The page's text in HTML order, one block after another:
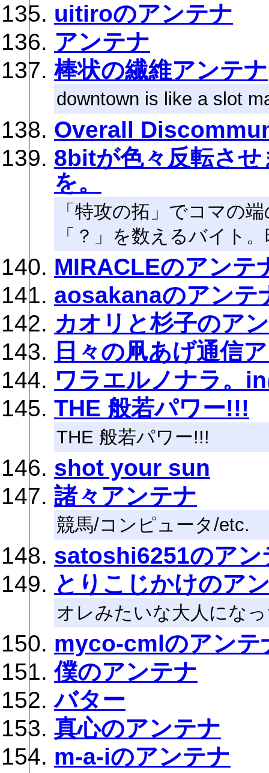
uitiroのアンテナ
アンテナ
棒状の繊維アンテナ
downtown is like a slot
Overall
8bitが色々反転さ
を。
「特攻の拓」でコマの
「？」を数えるバイト
MIRACLEのアンテ
aosakanaのアンテ
カオリと杉子のア
日々の凧あげ通信
ワラエルノナラ。
THE 般若パワー!!!
THE 般若パワー!!!
shot your sun
諸々アンテナ
競馬/コンピュータ/etc.
satoshi6251のアン
とりこじかけのア
オレみたいな大人にな
myco-cmlのアンテ
僕のアンテナ
バター
真心のアンテナ
m-a-iのアンテナ